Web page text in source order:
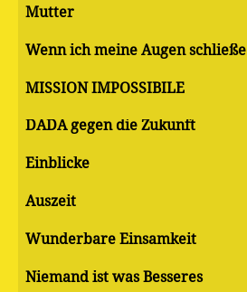
Mutter
Wenn ich meine Augen schließe
MISSION IMPOSSIBILE
DADA gegen die Zukunft
Einblicke
Auszeit
Wunderbare Einsamkeit
Niemand ist was Besseres